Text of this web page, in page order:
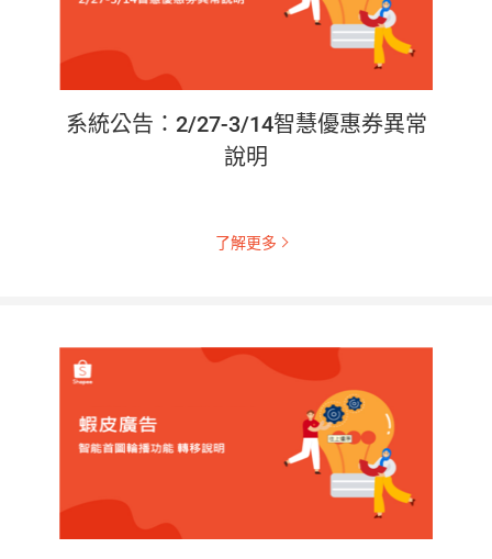
系統公告：2/27-3/14智慧優惠券異常
說明
了解更多